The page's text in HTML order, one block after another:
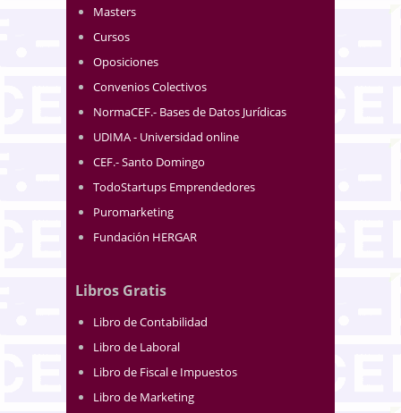
Masters
Cursos
Oposiciones
Convenios Colectivos
NormaCEF.- Bases de Datos Jurídicas
UDIMA - Universidad online
CEF.- Santo Domingo
TodoStartups Emprendedores
Puromarketing
Fundación HERGAR
Libros Gratis
Libro de Contabilidad
Libro de Laboral
Libro de Fiscal e Impuestos
Libro de Marketing